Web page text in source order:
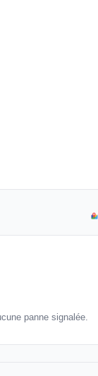
panne signalée.